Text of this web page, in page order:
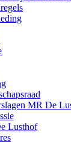
MR De
Lusthof